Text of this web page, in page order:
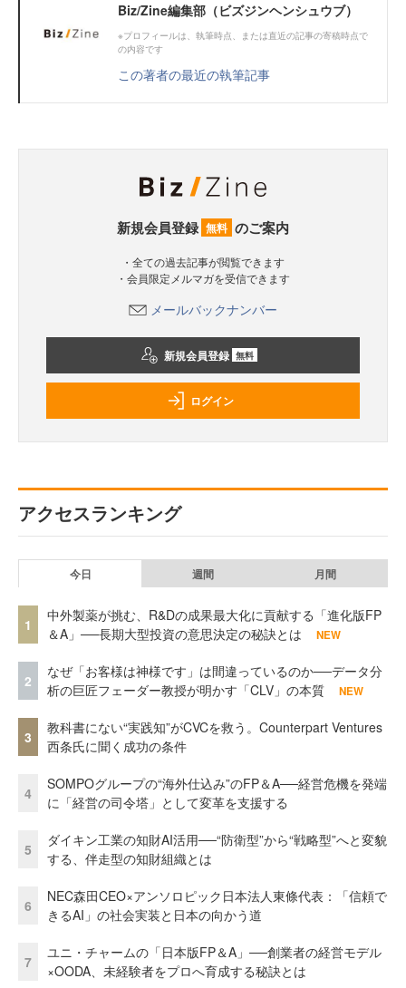
Biz/Zine編集部（ビズジンヘンシュウブ）
※プロフィールは、執筆時点、または直近の記事の寄稿時点で
の内容です
この著者の最近の執筆記事
新規会員登録 無料 のご案内
・全ての過去記事が閲覧できます
・会員限定メルマガを受信できます
メールバックナンバー
新規会員登録 無料
ログイン
アクセスランキング
今日 週間 月間
1
中外製薬が挑む、R&Dの成果最大化に貢献する「進化版FP
＆A」──長期大型投資の意思決定の秘訣とは
NEW
2
なぜ「お客様は神様です」は間違っているのか──データ分
析の巨匠フェーダー教授が明かす「CLV」の本質
NEW
3
教科書にない“実践知”がCVCを救う。Counterpart Ventures
西条氏に聞く成功の条件
4
SOMPOグループの“海外仕込み”のFP＆A──経営危機を発端
に「経営の司令塔」として変革を支援する
5
ダイキン工業の知財AI活用──“防衛型”から“戦略型”へと変貌
する、伴走型の知財組織とは
6
NEC森田CEO×アンソロピック日本法人東條代表：「信頼で
きるAI」の社会実装と日本の向かう道
7
ユニ・チャームの「日本版FP＆A」──創業者の経営モデル
×OODA、未経験者をプロへ育成する秘訣とは